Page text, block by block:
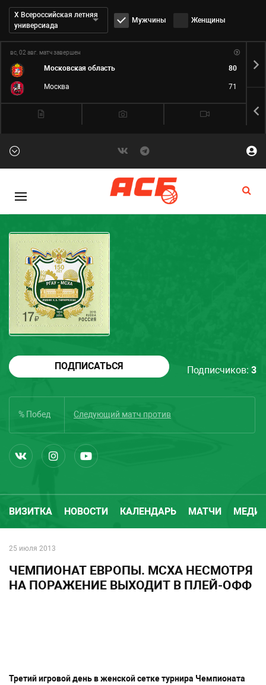
Дивизион:
Х Всероссийская летняя
универсиада
Мужчины Женщины
вс, 02 авг. матч завершен
Московская область 80
Москва 71
ПОДПИСАТЬСЯ Подписчиков: 3
% Побед Следующий матч против
ВИЗИТКА НОВОСТИ КАЛЕНДАРЬ МАТЧИ
25 июля 2013
ЧЕМПИОНАТ ЕВРОПЫ. МСХА НЕСМОТРЯ
НА ПОРАЖЕНИЕ ВЫХОДИТ В ПЛЕЙ-ОФФ
Третий игровой день в женской сетке турнира Чемпионата